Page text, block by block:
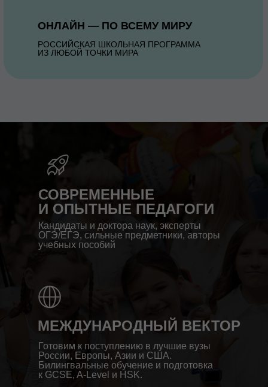
РОССИЙСКАЯ ШКОЛЬНАЯ ПРОГРАММА
ИЗ ЛЮБОЙ ТОЧКИ МИРА
ОНЛАЙН — ПО ВСЕМУ МИРУ
СОВРЕМЕННЫЕ
И ОПЫТНЫЕ ПЕДАГОГИ
МЕЖДУНАРОДНЫЙ ВЕКТОР
Готовим к поступлению в лучшие вузы
России, Европы, Азии и США.
Билингвальные обучение и подготовка
к GCSE, A-Level и HSK.
Кандидаты и доктора наук, эксперты
ОГЭ/ЕГЭ, сильные предметники, авторы
учебных пособий